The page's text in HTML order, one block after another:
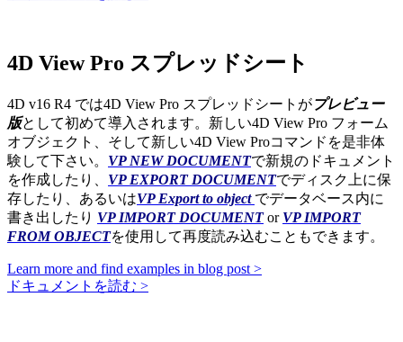
4D View Pro スプレッドシート
4D v16 R4 では4D View Pro スプレッドシートがプレビュー
版として初めて導入されます。新しい4D View Pro フォーム
オブジェクト、そして新しい4D View Proコマンドを是非体
験して下さい。 VP NEW DOCUMENTで新規のドキュメント
を作成したり、 VP EXPORT DOCUMENTでディスク上に保
存したり、あるいはVP Export to object でデータベース内に
書き出したり VP IMPORT DOCUMENTor VP IMPORT
FROM OBJECTを使用して再度読み込むこともできます。
Learn more and find examples in blog post >
ドキュメントを読む >